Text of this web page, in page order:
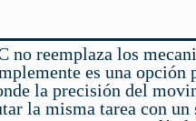
no reemplaza los
es una opción
la precisión del
la misma tarea con